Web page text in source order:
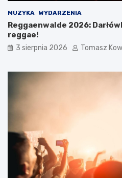
MUZYKA WYDARZENIA
Reggaenwalde 2026:
reggae!
3 sierpnia 2026 Tomasz